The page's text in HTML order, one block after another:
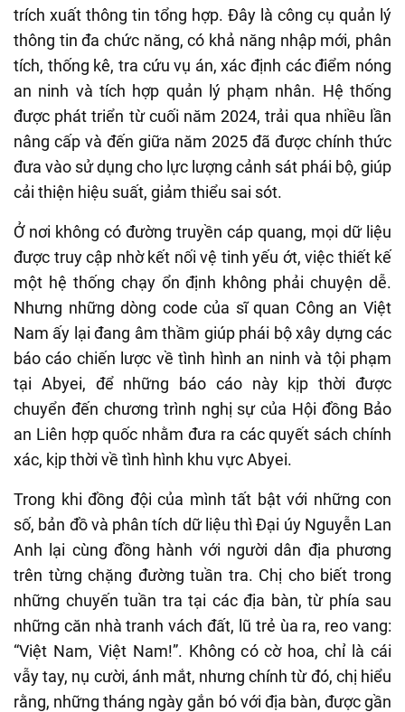
trích xuất thông tin tổng hợp. Đây là công cụ quản lý
thông tin đa chức năng, có khả năng nhập mới, phân
tích, thống kê, tra cứu vụ án, xác định các điểm nóng
an ninh và tích hợp quản lý phạm nhân. Hệ thống
được phát triển từ cuối năm 2024, trải qua nhiều lần
nâng cấp và đến giữa năm 2025 đã được chính thức
đưa vào sử dụng cho lực lượng cảnh sát phái bộ, giúp
cải thiện hiệu suất, giảm thiểu sai sót.
Ở nơi không có đường truyền cáp quang, mọi dữ liệu
được truy cập nhờ kết nối vệ tinh yếu ớt, việc thiết kế
một hệ thống chạy ổn định không phải chuyện dễ.
Nhưng những dòng code của sĩ quan Công an Việt
Nam ấy lại đang âm thầm giúp phái bộ xây dựng các
báo cáo chiến lược về tình hình an ninh và tội phạm
tại Abyei, để những báo cáo này kịp thời được
chuyển đến chương trình nghị sự của Hội đồng Bảo
an Liên hợp quốc nhằm đưa ra các quyết sách chính
xác, kịp thời về tình hình khu vực Abyei.
Trong khi đồng đội của mình tất bật với những con
số, bản đồ và phân tích dữ liệu thì Đại úy Nguyễn Lan
Anh lại cùng đồng hành với người dân địa phương
trên từng chặng đường tuần tra. Chị cho biết trong
những chuyến tuần tra tại các địa bàn, từ phía sau
những căn nhà tranh vách đất, lũ trẻ ùa ra, reo vang:
“Việt Nam, Việt Nam!”. Không có cờ hoa, chỉ là cái
vẫy tay, nụ cười, ánh mắt, nhưng chính từ đó, chị hiểu
rằng, những tháng ngày gắn bó với địa bàn, được gần